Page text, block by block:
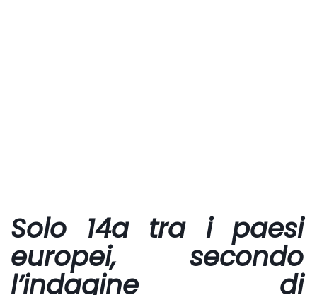
Solo 14a tra i paesi
europei, secondo
l’indagine di